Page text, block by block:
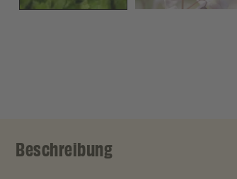
Beschreibung